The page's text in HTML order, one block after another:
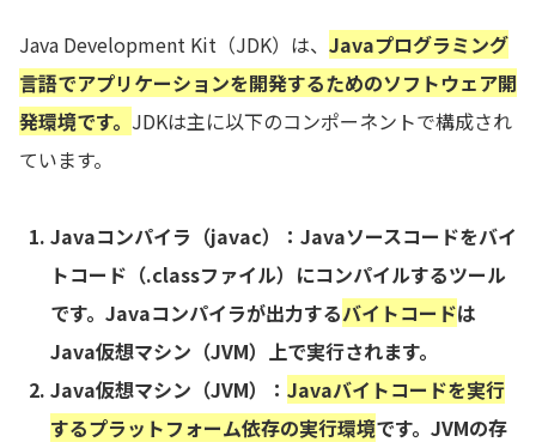
Java Development Kit（JDK）は、 Javaプログラミング
言語でアプリケーションを開発するためのソフトウェア開
発環境です。 JDKは主に以下のコンポーネントで構成され
ています。
Javaコンパイラ（javac）
：Javaソースコードをバイ
トコード（.classファイル）にコンパイルするツール
です。Javaコンパイラが出力するバイトコードは
Java仮想マシン（JVM）上で実行されます。
Java仮想マシン（JVM）
： Javaバイトコードを実行
するプラットフォーム依存の実行環境です。JVMの存